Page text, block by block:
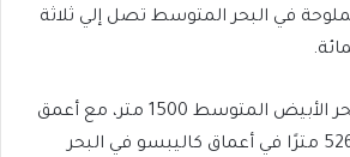
في البحر المتوسط تصل إلي ثلاثة
يبلغ متوسط عمق البحر الأبيض المتوسط 1500 متر، مع أعمق
نقطة مسجلة تبلغ 5267 مترًا في أعماق كاليبسو في البحر